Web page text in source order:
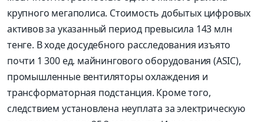
крупного мегаполиса. Стоимость добытых цифровых
активов за указанный период превысила 143 млн
тенге. В ходе досудебного расследования изъято
почти 1 300 ед. майнингового оборудования (ASIC),
промышленные вентиляторы охлаждения и
трансформаторная подстанция. Кроме того,
следствием установлена неуплата за электрическую